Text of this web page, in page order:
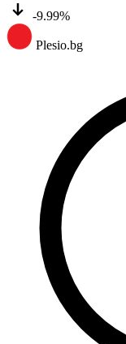
-9.99%
Plesio.bg